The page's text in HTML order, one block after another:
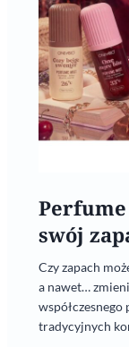
swój
Czy zapach
a nawet…
tradycyjnych